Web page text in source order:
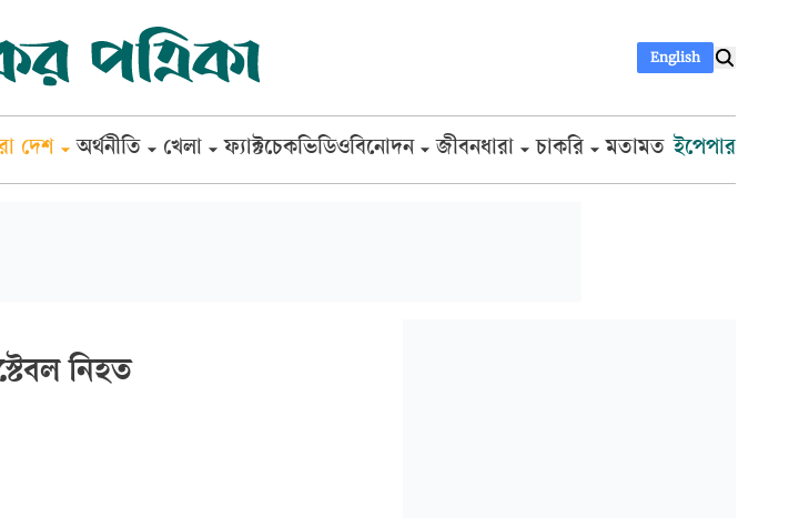
English
দেশ অর্থনীতি খেলা ফ্যাক্টচেকভিডিওবিনোদন জীবনধারা চাকরি মতামত ইপেপার
নিহত